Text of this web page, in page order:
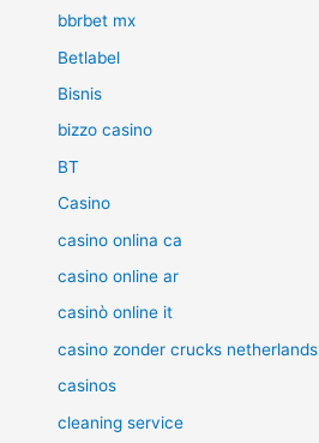
bbrbet mx
Betlabel
Bisnis
bizzo casino
BT
Casino
casino onlina ca
casino online ar
casinò online it
casino zonder crucks netherlands
casinos
cleaning service